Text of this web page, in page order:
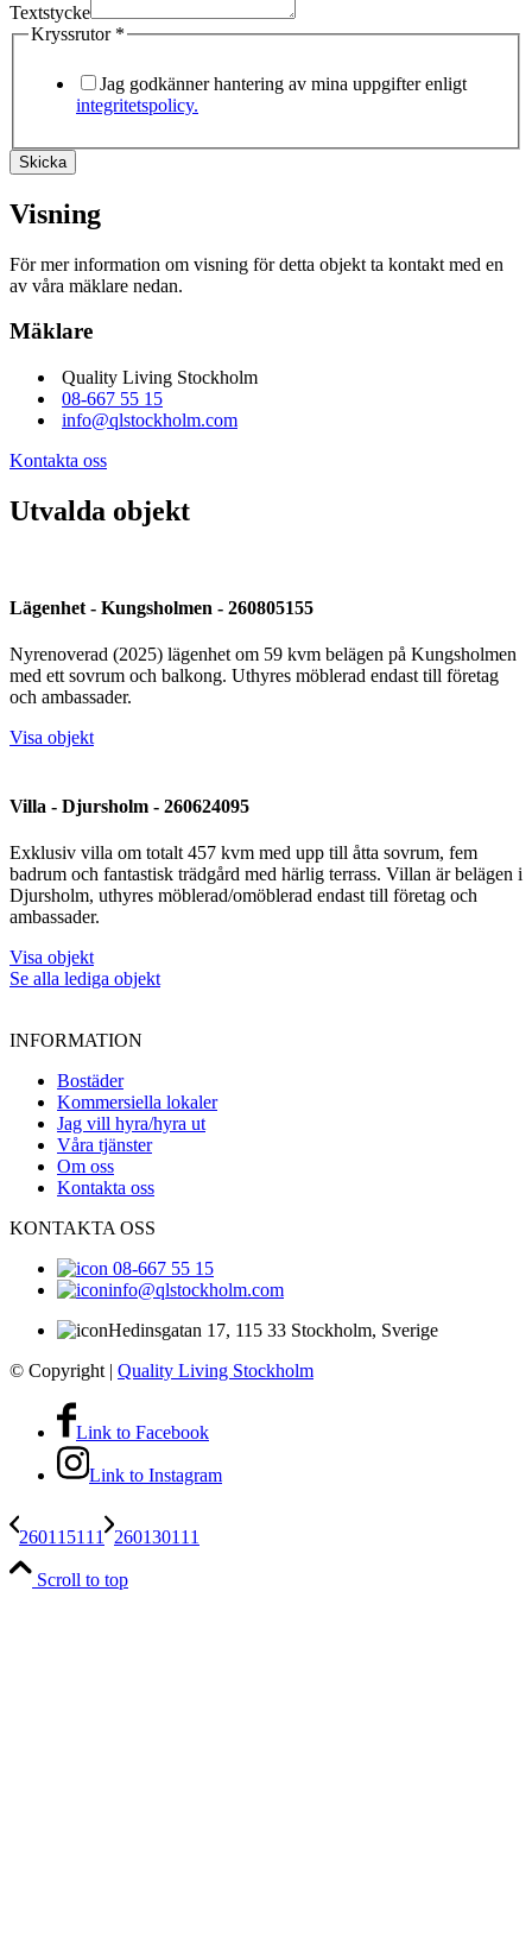
Textstycke
Kryssrutor *
Jag godkänner hantering av mina uppgifter enligt
integritetspolicy.
Skicka
Visning
För mer information om visning för detta objekt ta kontakt med en
av våra mäklare nedan.
Mäklare
Quality Living Stockholm
08-667 55 15
info@qlstockholm.com
Kontakta oss
Utvalda objekt
Lägenhet - Kungsholmen - 260805155
Nyrenoverad (2025) lägenhet om 59 kvm belägen på Kungsholmen
med ett sovrum och balkong. Uthyres möblerad endast till företag
och ambassader.
Visa objekt
Villa - Djursholm - 260624095
Exklusiv villa om totalt 457 kvm med upp till åtta sovrum, fem
badrum och fantastisk trädgård med härlig terrass. Villan är belägen i
Djursholm, uthyres möblerad/omöblerad endast till företag och
ambassader.
Visa objekt
Se alla lediga objekt
INFORMATION
Bostäder
Kommersiella lokaler
Jag vill hyra/hyra ut
Våra tjänster
Om oss
Kontakta oss
KONTAKTA OSS
08-667 55 15
info@qlstockholm.com
Hedinsgatan 17, 115 33 Stockholm, Sverige
© Copyright | Quality Living Stockholm
Link to Facebook
Link to Instagram
260115111 260130111
Scroll to top